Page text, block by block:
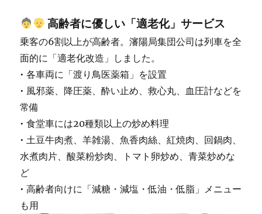
高齢者に優しい「適老化」サービス
乗客の6割以上が高齢者。瀋陽局集団公司は列車を全
面的に「適老化改造」しました。
• 各車両に「渡り鳥医薬箱」を設置
• 風邪薬、降圧薬、酔い止め、救心丸、血圧計などを
常備
• 食堂車には20種類以上の炒め料理
• 土豆牛肉煮、羊雑湯、魚香肉絲、紅焼肉、回鍋肉、
水煮肉片、酸菜粉炒肉、トマト卵炒め、青菜炒めな
ど
• 高齢者向けに「減糖・減塩・低油・低脂」メニュー
も用